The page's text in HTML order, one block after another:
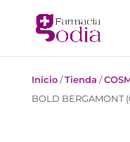
Inicio/Tienda /
BOLD BERGAMONT